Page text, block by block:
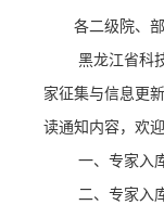
各二级院、
黑龙江省科
家征集与信息更
读通知内容，欢
一、专家入
二、专家入